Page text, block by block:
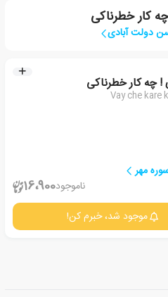
کار خطرناکی
دولت آبادی
! چه کار خطرناکی
Vay che kare
مهر
ناموجود16،900
موجود شد، خبرم کن!